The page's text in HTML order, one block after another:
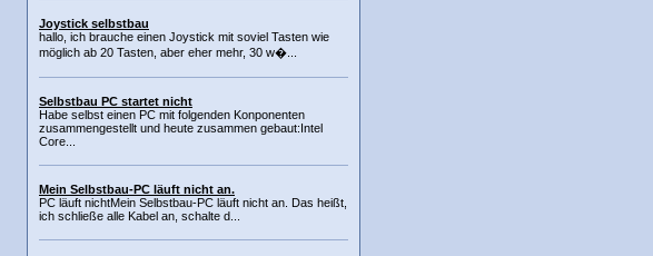
Joystick selbstbau
hallo, ich brauche einen Joystick mit soviel Tasten wie
möglich ab 20 Tasten, aber eher mehr, 30 w�...
Selbstbau PC startet nicht
Habe selbst einen PC mit folgenden Konponenten
zusammengestellt und heute zusammen gebaut:Intel
Core...
Mein Selbstbau-PC läuft nicht an.
PC läuft nichtMein Selbstbau-PC läuft nicht an. Das heißt,
ich schließe alle Kabel an, schalte d...